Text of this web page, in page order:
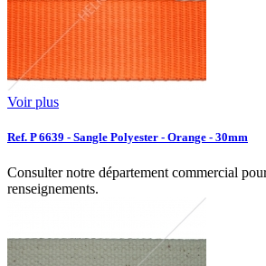
Voir plus
Ref. P 6639 - Sangle Polyester - Orange - 30mm
Consulter notre département commercial
renseignements.